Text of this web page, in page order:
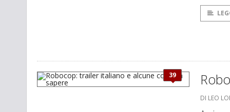
39
DI LEO